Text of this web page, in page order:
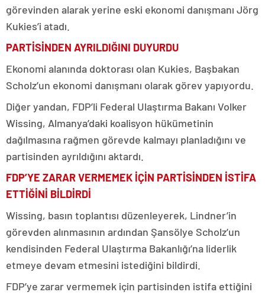
görevinden alarak yerine eski ekonomi danışmanı Jörg
Kukies’i atadı.
PARTİSİNDEN AYRILDIĞINI DUYURDU
Ekonomi alanında doktorası olan Kukies, Başbakan
Scholz’un ekonomi danışmanı olarak görev yapıyordu.
Diğer yandan, FDP’li Federal Ulaştırma Bakanı Volker
Wissing, Almanya’daki koalisyon hükümetinin
dağılmasına rağmen görevde kalmayı planladığını ve
partisinden ayrıldığını aktardı.
FDP’YE ZARAR VERMEMEK İÇİN PARTİSİNDEN İSTİFA
ETTİĞİNİ BİLDİRDİ
Wissing, basın toplantısı düzenleyerek, Lindner’in
görevden alınmasının ardından Şansölye Scholz’un
kendisinden Federal Ulaştırma Bakanlığı’na liderlik
etmeye devam etmesini istediğini bildirdi.
FDP’ye zarar vermemek için partisinden istifa ettiğini